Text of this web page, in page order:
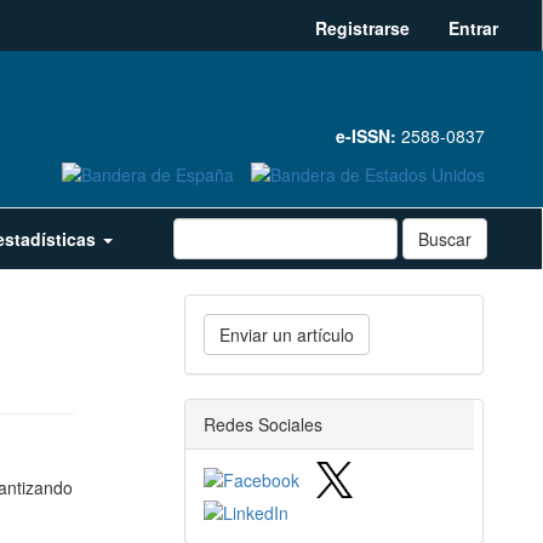
e-ISSN: 2588-0837
Registrarse Entrar
Buscar
Enviar
un
artículo
Enviar un artículo
redes_sociales
Redes Sociales